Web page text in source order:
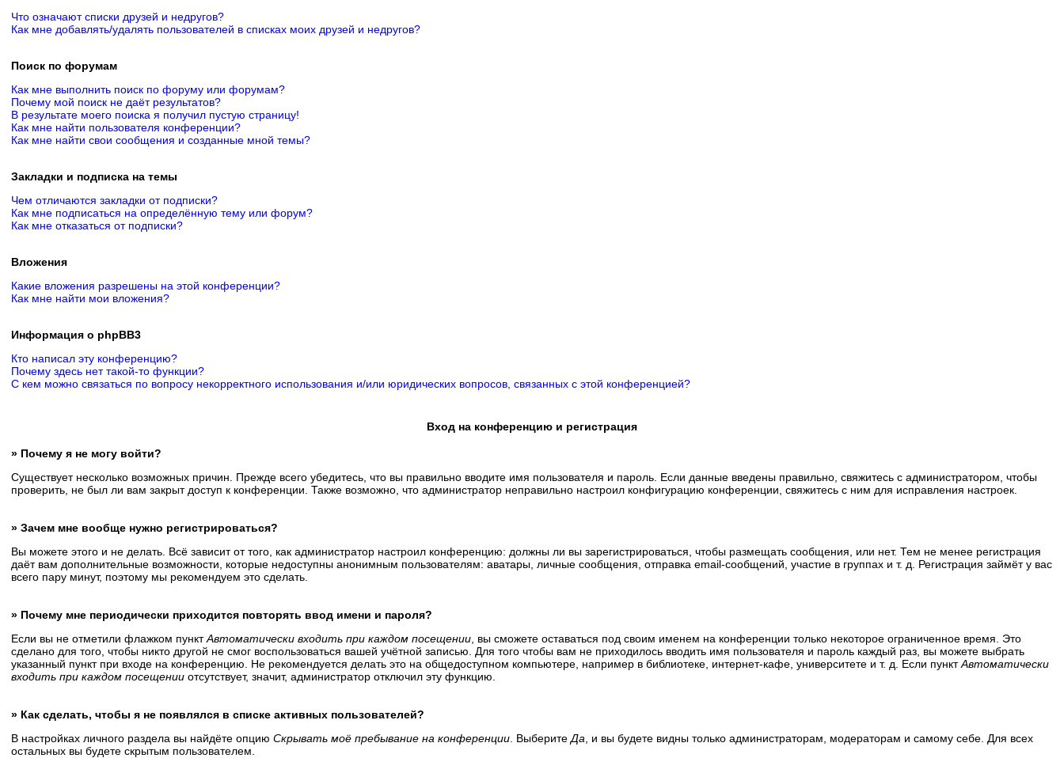
Что означают списки друзей и недругов?
Как мне добавлять/удалять пользователей в списках моих друзей и недругов?
Поиск по форумам
Как мне выполнить поиск по форуму или форумам?
Почему мой поиск не даёт результатов?
В результате моего поиска я получил пустую страницу!
Как мне найти пользователя конференции?
Как мне найти свои сообщения и созданные мной темы?
Закладки и подписка на темы
Чем отличаются закладки от подписки?
Как мне подписаться на определённую тему или форум?
Как мне отказаться от подписки?
Вложения
Какие вложения разрешены на этой конференции?
Как мне найти мои вложения?
Информация о phpBB3
Кто написал эту конференцию?
Почему здесь нет такой-то функции?
С кем можно связаться по вопросу некорректного использования и/или юридических вопросов, связанных с этой конференцией?
Вход на конференцию и регистрация
» Почему я не могу войти?
Существует несколько возможных причин. Прежде всего убедитесь, что вы правильно вводите имя пользователя и пароль. Если данные введены правильно, свяжитесь с администратором, чтобы
проверить, не был ли вам закрыт доступ к конференции. Также возможно, что администратор неправильно настроил конфигурацию конференции, свяжитесь с ним для исправления настроек.
» Зачем мне вообще нужно регистрироваться?
Вы можете этого и не делать. Всё зависит от того, как администратор настроил конференцию: должны ли вы зарегистрироваться, чтобы размещать сообщения, или нет. Тем не менее регистрация
даёт вам дополнительные возможности, которые недоступны анонимным пользователям: аватары, личные сообщения, отправка email-сообщений, участие в группах и т. д. Регистрация займёт у вас
всего пару минут, поэтому мы рекомендуем это сделать.
» Почему мне периодически приходится повторять ввод имени и пароля?
Если вы не отметили флажком пунктАвтоматически входить при каждом посещении , вы сможете оставаться под своим именем на конференции только некоторое ограниченное время. Это
сделано для того, чтобы никто другой не смог воспользоваться вашей учётной записью. Для того чтобы вам не приходилось вводить имя пользователя и пароль каждый раз, вы можете выбрать
указанный пункт при входе на конференцию. Не рекомендуется делать это на общедоступном компьютере, например в библиотеке, интернет-кафе, университете и т. д. Если пунктАвтоматически
входить при каждом посещении отсутствует, значит, администратор отключил эту функцию.
» Как сделать, чтобы я не появлялся в списке активных пользователей?
В настройках личного раздела вы найдёте опцию Скрывать моё пребывание на конференции . Выберите Да , и вы будете видны только администраторам, модераторам и самому себе. Для всех
остальных вы будете скрытым пользователем.